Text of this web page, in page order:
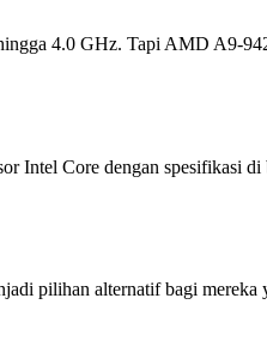
4.0 GHz. Tapi AMD A9-
Intel Core dengan spesifikasi
pilihan alternatif bagi mereka